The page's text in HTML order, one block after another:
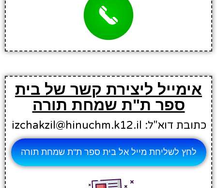
אימייל ליצירת קשר של בית
ספר ת"ת שמחת תורה
כתובת דוא"ל: izchakzil@hinuchm.k12.il
לחץ לשליחת מייל אל בית ספר ת"ת שמחת תורה